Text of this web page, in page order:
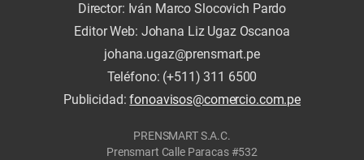
Director: Iván Marco Slocovich Pardo
Editor Web: Johana Liz Ugaz Oscanoa
johana.ugaz@prensmart.pe
Teléfono: (+511) 311 6500
Publicidad:fonoavisos@comercio.com.pe
PRENSMART S.A.C.
Prensmart Calle Paracas #532